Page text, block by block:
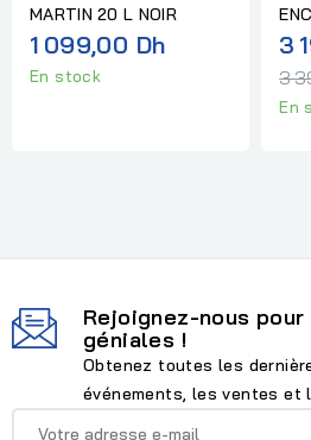
MARTIN 20 L NOIR
1 099,00 Dh
En stock
3
3
En
Rejoignez-nous
géniales !
Obtenez toutes les
événements, les ventes et